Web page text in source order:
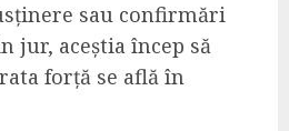
sau confirmări
jur, aceștia încep să
forță se află în